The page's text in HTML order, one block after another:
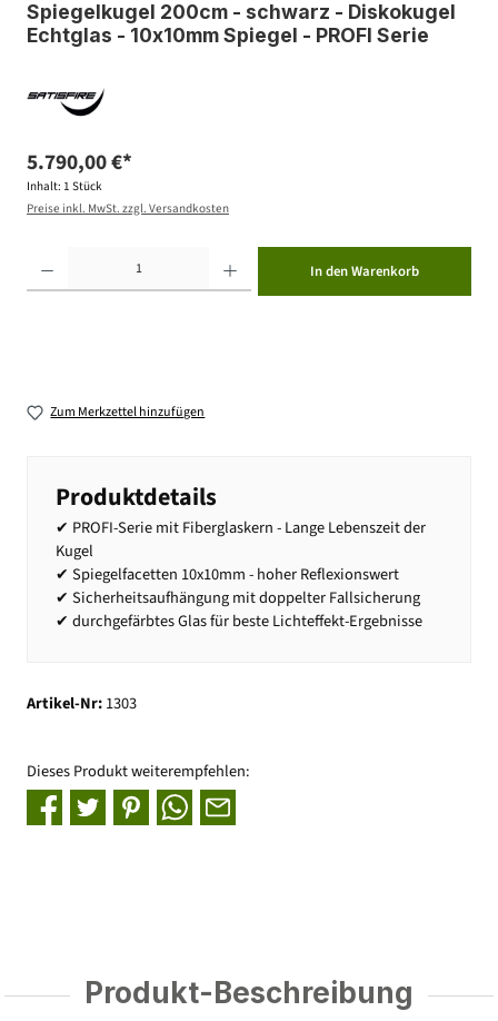
Spiegelkugel 200cm - schwarz - Diskokugel
Echtglas - 10x10mm Spiegel - PROFI Serie
5.790,00 €*
Inhalt: 1 Stück
Preise inkl. MwSt. zzgl. Versandkosten
In den Warenkorb
Zum Merkzettel hinzufügen
Produktdetails
✔ PROFI-Serie mit Fiberglaskern - Lange Lebenszeit der
Kugel
✔ Spiegelfacetten 10x10mm - hoher Reflexionswert
✔ Sicherheitsaufhängung mit doppelter Fallsicherung
✔ durchgefärbtes Glas für beste Lichteffekt-Ergebnisse
Artikel-Nr:1303
Dieses Produkt weiterempfehlen:
Produkt-Beschreibung